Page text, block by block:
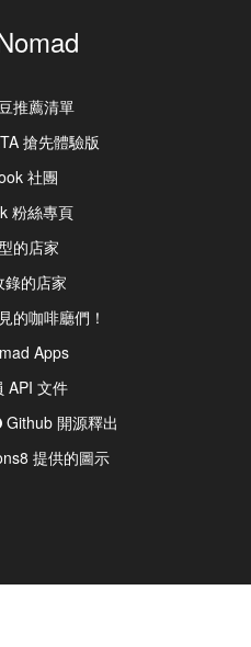
推薦清單
搶先體驗版
社團
粉絲專頁
的店家
錄的店家
的咖啡廳們！
Apps
API 文件
Github 開源釋出
提供的圖示